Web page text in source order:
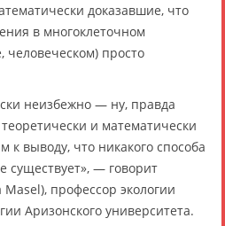
доказавшие, что
в многоклеточном
человеческом) просто
неизбежно — ну, правда
и математически
к выводу, что никакого способа
существует», — говорит
профессор экологии
Аризонского университета.